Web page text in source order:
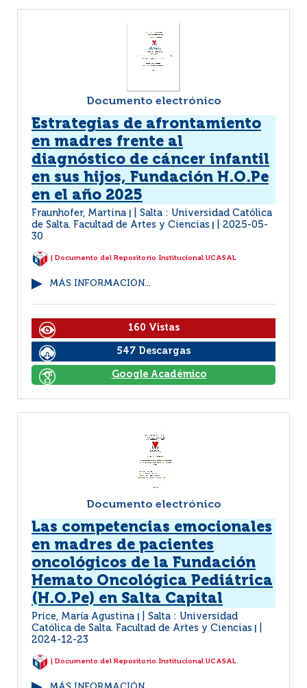
Documento electrónico
Estrategias de afrontamiento
en madres frente al
diagnóstico de cáncer infantil
en sus hijos, Fundación H.O.Pe
en el año 2025
Fraunhofer, Martina
Salta : Universidad Católica
de Salta. Facultad de Artes y Ciencias
2025-05-
30
| Documento del Repositorio Institucional UCASAL
MÁS INFORMACIÓN...
160 Vistas
547 Descargas
Google Académico
Documento electrónico
Las competencias emocionales
en madres de pacientes
oncológicos de la Fundación
Hemato Oncológica Pediátrica
(H.O.Pe) en Salta Capital
Price, María Agustina
Salta : Universidad
Católica de Salta. Facultad de Artes y Ciencias
2024-12-23
| Documento del Repositorio Institucional UCASAL